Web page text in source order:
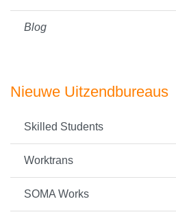
Blog
Nieuwe Uitzendbureaus
Skilled Students
Worktrans
SOMA Works